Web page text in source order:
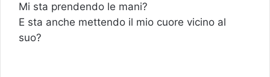
Mi sta prendendo le mani?
E sta anche mettendo il mio cuore vicino al
suo?